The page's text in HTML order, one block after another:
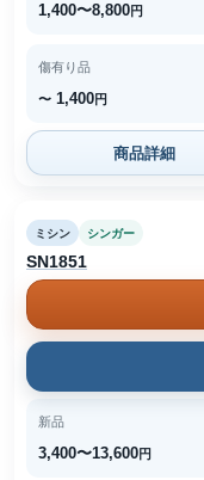
1,400〜8,800円
傷有り品
〜 1,400円
商品詳細
ミシン シンガー
SN1851
新品
3,400〜13,600円